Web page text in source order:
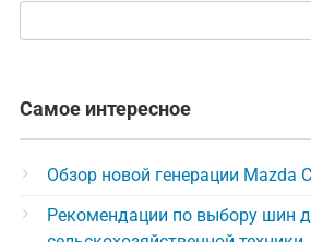
Самое интересное
Обзор новой генерации Mazda
Рекомендации по выбору шин